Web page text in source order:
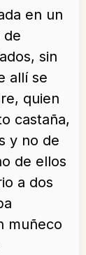
en un
de
sin
allí se
quien
castaña,
y no de
de ellos
a dos
muñeco